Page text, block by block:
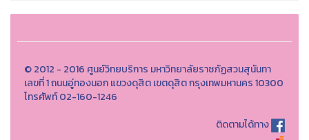
© 2012 - 2016 ศูนย์วิทยบริการ มหาวิทยาลัยราชภัฏสวนสุนันทา
เลขที่ 1 ถนนอู่ทองนอก แขวงดุสิต เขตดุสิต กรุงเทพมหานคร 10300
โทรศัพท์ 02-160-1246
ติดตามได้ทาง